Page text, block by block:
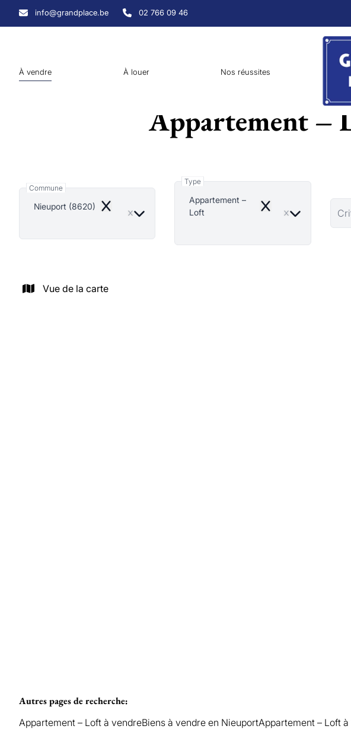
Aller au contenu principal
info@grandplace.be 02 766 09 46
À vendre À louer Nos réussites
Appartement –
Commune
Nieuport (8620)
Remove
Type
Appartement –
Loft
Remove
Vue de la carte
Autres pages de recherche:
Appartement – Loft à vendreBiens à vendre en NieuportAppartement – Loft